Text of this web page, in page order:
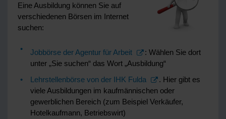
Eine Ausbildung können Sie auf
verschiedenen Börsen im Internet
suchen:
Jobbörse der Agentur für Arbeit
: Wählen Sie dort
unter „Sie suchen“ das Wort „Ausbildung“
Lehrstellenbörse von der IHK Fulda
. Hier gibt es
viele Ausbildungen im kaufmännischen oder
gewerblichen Bereich (zum Beispiel Verkäufer,
Hotelkaufmann, Betriebswirt)